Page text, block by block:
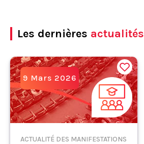
Les dernières actualités
9 Mars 2026
ACTUALITÉ DES MANIFESTATIONS